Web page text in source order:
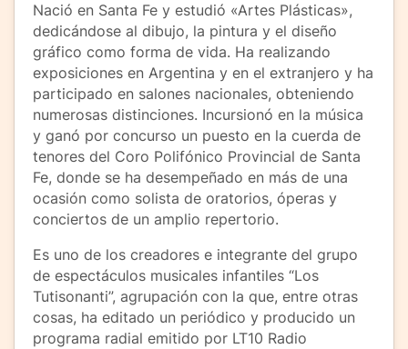
Nació en Santa Fe y estudió «Artes Plásticas»,
dedicándose al dibujo, la pintura y el diseño
gráfico como forma de vida. Ha realizando
exposiciones en Argentina y en el extranjero y ha
participado en salones nacionales, obteniendo
numerosas distinciones. Incursionó en la música
y ganó por concurso un puesto en la cuerda de
tenores del Coro Polifónico Provincial de Santa
Fe, donde se ha desempeñado en más de una
ocasión como solista de oratorios, óperas y
conciertos de un amplio repertorio.
Es uno de los creadores e integrante del grupo
de espectáculos musicales infantiles “Los
Tutisonanti”, agrupación con la que, entre otras
cosas, ha editado un periódico y producido un
programa radial emitido por LT10 Radio